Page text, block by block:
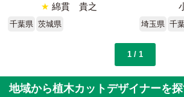
★ 綿貫 貴之
千葉県 茨城県 埼玉県 千
1 / 1
地域から植木カットデザイナーを